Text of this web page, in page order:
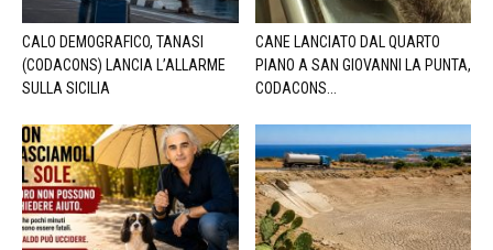
CALO DEMOGRAFICO, TANASI
(CODACONS) LANCIA L’ALLARME
SULLA SICILIA
CANE LANCIATO DAL QUARTO
PIANO A SAN GIOVANNI LA PUNTA,
CODACONS...